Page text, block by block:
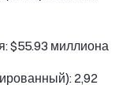
$55.93 миллиона
2,92